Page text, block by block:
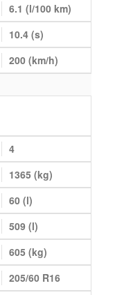
6.1 (l/100 km)
10.4 (s)
200 (km/h)
4
1365 (kg)
60 (l)
509 (l)
605 (kg)
205/60 R16